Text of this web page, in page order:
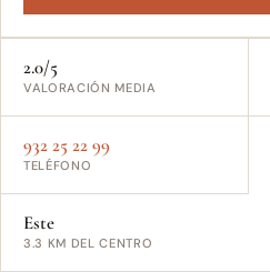
2.0/5
VALORACIÓN MEDIA
932 25 22 99
TELÉFONO
Este
3.3 KM DEL CENTRO